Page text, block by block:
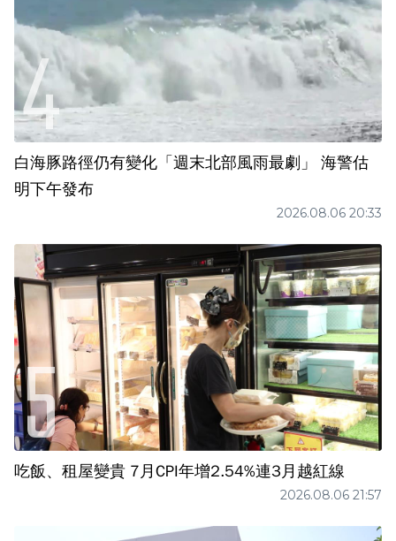
白海豚路徑仍有變化「週末北部風雨最劇」 海警估
明下午發布
2026.08.06 20:33
吃飯、租屋變貴 7月CPI年增2.54%連3月越紅線
2026.08.06 21:57